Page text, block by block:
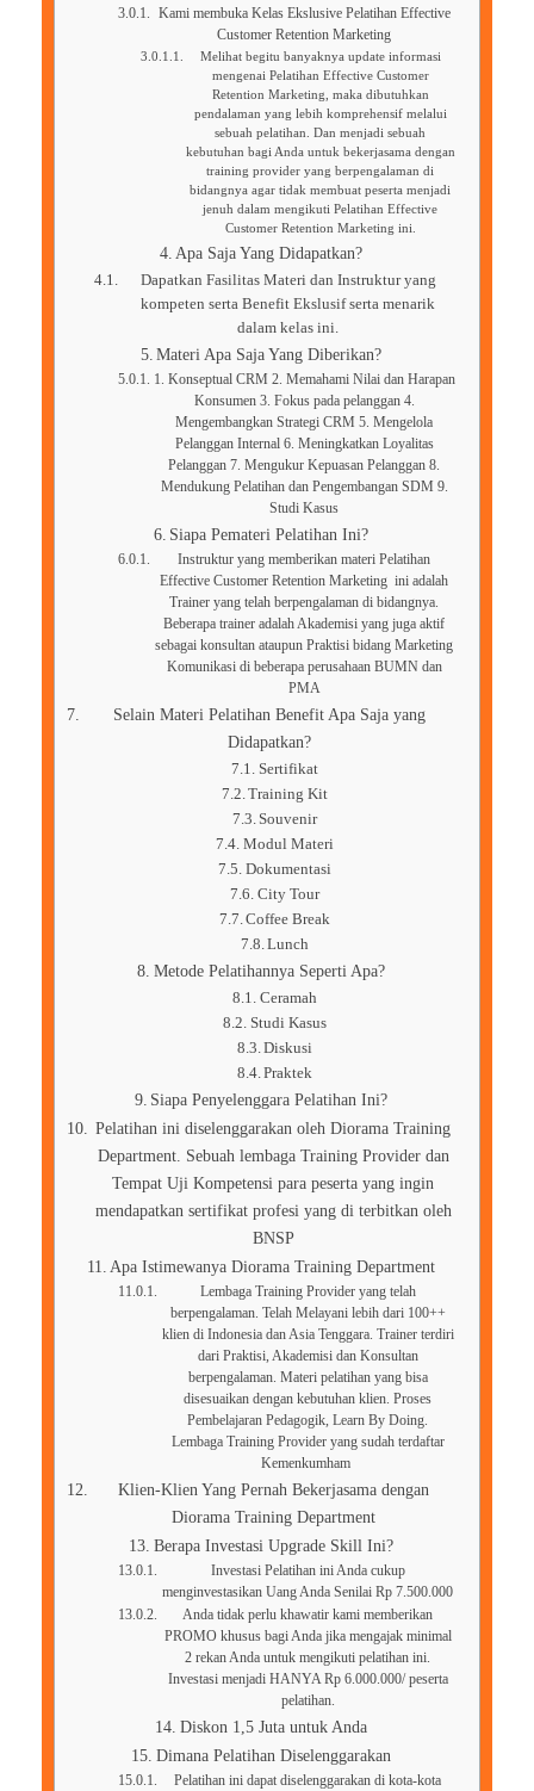
Kami membuka Kelas Ekslusive Pelatihan Effective
Customer Retention Marketing
Melihat begitu banyaknya update informasi
mengenai Pelatihan Effective Customer
Retention Marketing, maka dibutuhkan
pendalaman yang lebih komprehensif melalui
sebuah pelatihan. Dan menjadi sebuah
kebutuhan bagi Anda untuk bekerjasama dengan
training provider yang berpengalaman di
bidangnya agar tidak membuat peserta menjadi
jenuh dalam mengikuti Pelatihan Effective
Customer Retention Marketing ini.
Apa Saja Yang Didapatkan?
Dapatkan Fasilitas Materi dan Instruktur yang
kompeten serta Benefit Ekslusif serta menarik
dalam kelas ini.
Materi Apa Saja Yang Diberikan?
1. Konseptual CRM 2. Memahami Nilai dan Harapan
Konsumen 3. Fokus pada pelanggan 4.
Mengembangkan Strategi CRM 5. Mengelola
Pelanggan Internal 6. Meningkatkan Loyalitas
Pelanggan 7. Mengukur Kepuasan Pelanggan 8.
Mendukung Pelatihan dan Pengembangan SDM 9.
Studi Kasus
Siapa Pemateri Pelatihan Ini?
Instruktur yang memberikan materi Pelatihan
Effective Customer Retention Marketing ini adalah
Trainer yang telah berpengalaman di bidangnya.
Beberapa trainer adalah Akademisi yang juga aktif
sebagai konsultan ataupun Praktisi bidang Marketing
Komunikasi di beberapa perusahaan BUMN dan
PMA
Selain Materi Pelatihan Benefit Apa Saja yang
Didapatkan?
Sertifikat
Training Kit
Souvenir
Modul Materi
Dokumentasi
City Tour
Coffee Break
Lunch
Metode Pelatihannya Seperti Apa?
Ceramah
Studi Kasus
Diskusi
Praktek
Siapa Penyelenggara Pelatihan Ini?
Pelatihan ini diselenggarakan oleh Diorama Training
Department. Sebuah lembaga Training Provider dan
Tempat Uji Kompetensi para peserta yang ingin
mendapatkan sertifikat profesi yang di terbitkan oleh
BNSP
Apa Istimewanya Diorama Training Department
Lembaga Training Provider yang telah
berpengalaman. Telah Melayani lebih dari 100++
klien di Indonesia dan Asia Tenggara. Trainer terdiri
dari Praktisi, Akademisi dan Konsultan
berpengalaman. Materi pelatihan yang bisa
disesuaikan dengan kebutuhan klien. Proses
Pembelajaran Pedagogik, Learn By Doing.
Lembaga Training Provider yang sudah terdaftar
Kemenkumham
Klien-Klien Yang Pernah Bekerjasama dengan
Diorama Training Department
Berapa Investasi Upgrade Skill Ini?
Investasi Pelatihan ini Anda cukup
menginvestasikan Uang Anda Senilai Rp 7.500.000
Anda tidak perlu khawatir kami memberikan
PROMO khusus bagi Anda jika mengajak minimal
2 rekan Anda untuk mengikuti pelatihan ini.
Investasi menjadi HANYA Rp 6.000.000/ peserta
pelatihan.
Diskon 1,5 Juta untuk Anda
Dimana Pelatihan Diselenggarakan
Pelatihan ini dapat diselenggarakan di kota-kota